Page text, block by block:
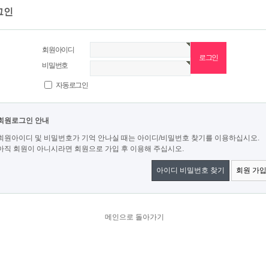
인
회원아이디
비밀번호
자동로그인
원로그인 안내
원아이디 및 비밀번호가 기억 안나실 때는 아이디/비밀번호 찾기를 이용하십시오.
직 회원이 아니시라면 회원으로 가입 후 이용해 주십시오.
아이디 비밀번호 찾기 회원 가입
메인으로 돌아가기